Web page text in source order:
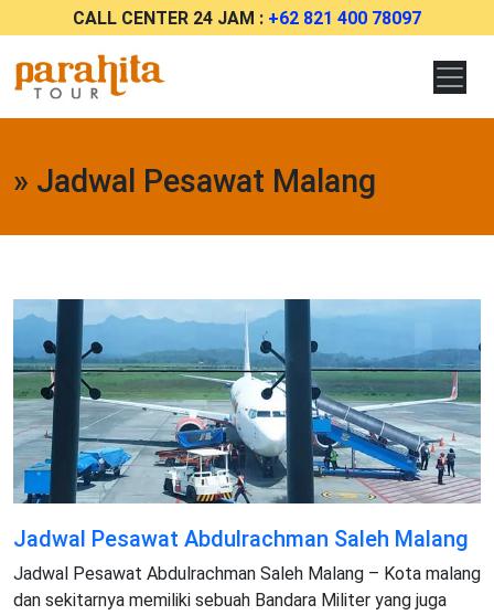
CALL CENTER 24 JAM : +62 821 400 78097
» Jadwal Pesawat Malang
Jadwal Pesawat Abdulrachman Saleh Malang
Jadwal Pesawat Abdulrachman Saleh Malang – Kota malang
dan sekitarnya memiliki sebuah Bandara Militer yang juga